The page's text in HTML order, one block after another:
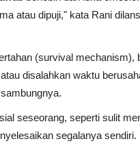
atau dipuji," kata Rani
(survival mechanism),
disalahkan waktu
seseorang, seperti sulit
segalanya sendiri.